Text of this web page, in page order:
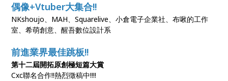
偶像+Vtuber大集合!!
NKshoujo、MAH、Squarelive、小倉電子企業社、布啾的工作
室、希萌創意、醒吾數位設計系
前進業界最佳跳板!!
第十二屆開拓原創極短篇大賞
Cxc聯名合作!!熱烈徵稿中!!!!